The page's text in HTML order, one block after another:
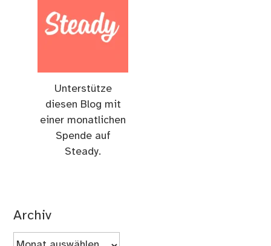
Unterstütze
diesen Blog mit
einer monatlichen
Spende auf
Steady.
Archiv
Archiv